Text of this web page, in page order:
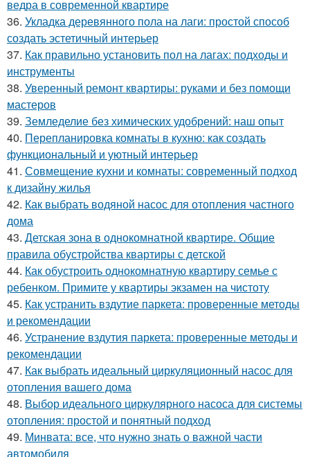
ведра в современной квартире
36. Укладка деревянного пола на лаги: простой способ
создать эстетичный интерьер
37. Как правильно установить пол на лагах: подходы и
инструменты
38. Уверенный ремонт квартиры: руками и без помощи
мастеров
39. Земледелие без химических удобрений: наш опыт
40. Перепланировка комнаты в кухню: как создать
функциональный и уютный интерьер
41. Совмещение кухни и комнаты: современный подход
к дизайну жилья
42. Как выбрать водяной насос для отопления частного
дома
43. Детская зона в однокомнатной квартире. Общие
правила обустройства квартиры с детской
44. Как обустроить однокомнатную квартиру семье с
ребенком. Примите у квартиры экзамен на чистоту
45. Как устранить вздутие паркета: проверенные методы
и рекомендации
46. Устранение вздутия паркета: проверенные методы и
рекомендации
47. Как выбрать идеальный циркуляционный насос для
отопления вашего дома
48. Выбор идеального циркулярного насоса для системы
отопления: простой и понятный подход
49. Минвата: все, что нужно знать о важной части
автомобиля